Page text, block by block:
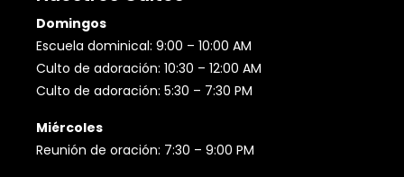
Domingos
Escuela dominical: 9:00 – 10:00 AM
Culto de adoración: 10:30 – 12:00 AM
Culto de adoración: 5:30 – 7:30 PM
Miércoles
Reunión de oración: 7:30 – 9:00 PM